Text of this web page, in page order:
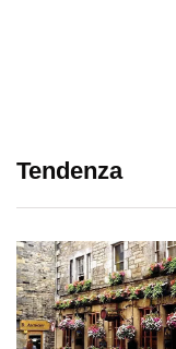
Tendenza